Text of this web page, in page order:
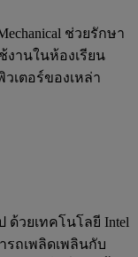
ช่วยรักษา
งานในห้องเรียน
เตอร์ของเหล่า
วยเทคโนโลยี Intel
รถเพลิดเพลินกับ